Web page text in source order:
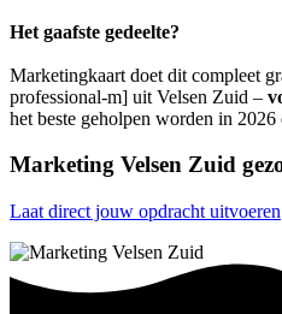
Het gaafste gedeelte?
Marketingkaart doet dit compleet
professional-m] uit Velsen Zuid –
het beste geholpen worden in 2026
Marketing Velsen Zuid
Laat direct jouw opdracht uitvoeren